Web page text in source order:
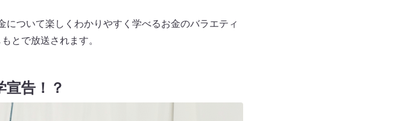
ついて楽しくわかりやすく学べるお金のバラエティ
とで放送されます。
宣告！？